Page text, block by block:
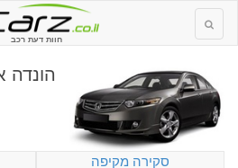
חוות דעת רכב
סקירה מקיפה